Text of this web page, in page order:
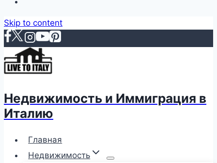
Skip to content
Недвижимость и Иммиграция в
Италию
Главная
Недвижимость